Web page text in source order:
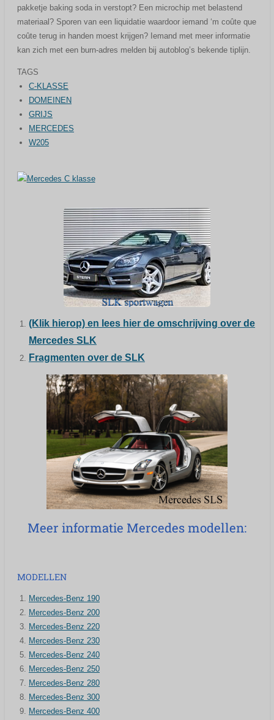
pakketje baking soda in verstopt? Een microchip met belastend
materiaal? Sporen van een liquidatie waardoor iemand ‘m coûte que
coûte terug in handen moest krijgen? Iemand met meer informatie
kan zich met een burn-adres melden bij autoblog’s bekende tiplijn.
TAGS
C-KLASSE
DOMEINEN
GRIJS
MERCEDES
W205
(Klik hierop) en lees hier de omschrijving over de
Mercedes SLK
Fragmenten over de SLK
Meer informatie Mercedes modellen:
MODELLEN
Mercedes-Benz 190
Mercedes-Benz 200
Mercedes-Benz 220
Mercedes-Benz 230
Mercedes-Benz 240
Mercedes-Benz 250
Mercedes-Benz 280
Mercedes-Benz 300
Mercedes-Benz 400